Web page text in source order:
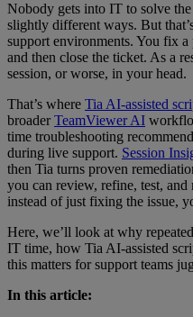
Nobody gets into IT to solve
slightly different ways. But
support environments. You fix
and then close the ticket. As a
session, or worse, in your head.
That’s where Tia AI-assisted
broaderTeamViewer AI
time troubleshooting
during live support. Session
then Tia turns proven
you can review, refine, test,
instead of just fixing the issue,
Here, we’ll look at why
IT time, how Tia AI-assisted
this matters for support teams
In this article: